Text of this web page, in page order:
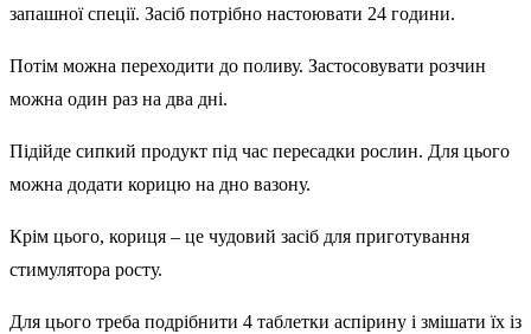
запашної спеції. Засіб потрібно настоювати 24 години.
Потім можна переходити до поливу. Застосовувати розчин
можна один раз на два дні.
Підійде сипкий продукт під час пересадки рослин. Для цього
можна додати корицю на дно вазону.
Крім цього, кориця – це чудовий засіб для приготування
стимулятора росту.
Для цього треба подрібнити 4 таблетки аспірину і змішати їх із